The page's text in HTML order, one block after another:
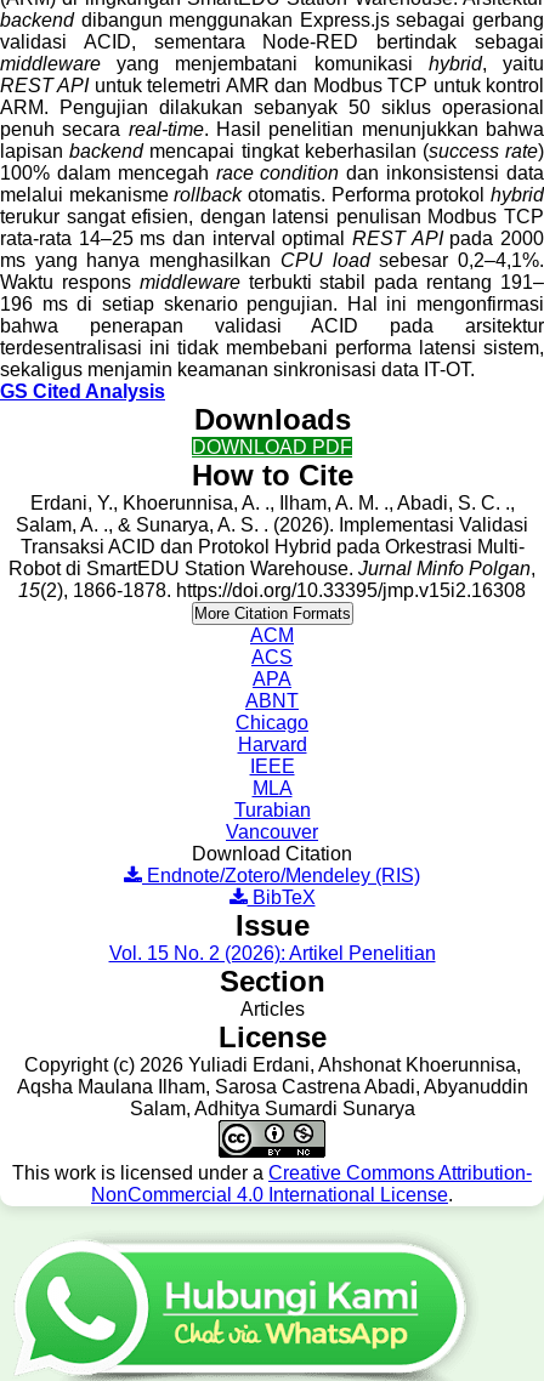
backenddibangun menggunakan Express.js sebagai gerbang
validasi ACID, sementara Node-RED bertindak sebagai
middleware yang menjembatani komunikasi hybrid, yaitu
REST APIuntuk telemetri AMR dan Modbus TCP untuk kontrol
ARM. Pengujian dilakukan sebanyak 50 siklus operasional
penuh secara real-time. Hasil penelitian menunjukkan bahwa
lapisanbackendmencapai tingkat keberhasilan (success rate)
100% dalam mencegah race condition dan inkonsistensi data
melalui mekanismerollbackotomatis. Performa protokolhybrid
terukur sangat efisien, dengan latensi penulisan Modbus TCP
rata-rata 14–25 ms dan interval optimal REST APIpada 2000
ms yang hanya menghasilkan CPU loadsebesar 0,2–4,1%.
Waktu respons middlewareterbukti stabil pada rentang 191–
196 ms di setiap skenario pengujian. Hal ini mengonfirmasi
bahwa penerapan validasi ACID pada arsitektur
terdesentralisasi ini tidak membebani performa latensi sistem,
sekaligus menjamin keamanan sinkronisasi data IT-OT.
GS Cited Analysis
Downloads
DOWNLOAD PDF
How to Cite
Erdani, Y., Khoerunnisa, A. ., Ilham, A. M. ., Abadi, S. C. .,
Salam, A. ., & Sunarya, A. S. . (2026). Implementasi Validasi
Transaksi ACID dan Protokol Hybrid pada Orkestrasi Multi-
Robot di SmartEDU Station Warehouse. Jurnal Minfo Polgan,
15(2), 1866-1878. https://doi.org/10.33395/jmp.v15i2.16308
More Citation Formats
ACM
ACS
APA
ABNT
Chicago
Harvard
IEEE
MLA
Turabian
Vancouver
Download Citation
Endnote/Zotero/Mendeley (RIS)
BibTeX
Issue
Vol. 15 No. 2 (2026): Artikel Penelitian
Section
Articles
License
Copyright (c) 2026 Yuliadi Erdani, Ahshonat Khoerunnisa,
Aqsha Maulana Ilham, Sarosa Castrena Abadi, Abyanuddin
Salam, Adhitya Sumardi Sunarya
This work is licensed under a Creative Commons Attribution-
NonCommercial 4.0 International License.